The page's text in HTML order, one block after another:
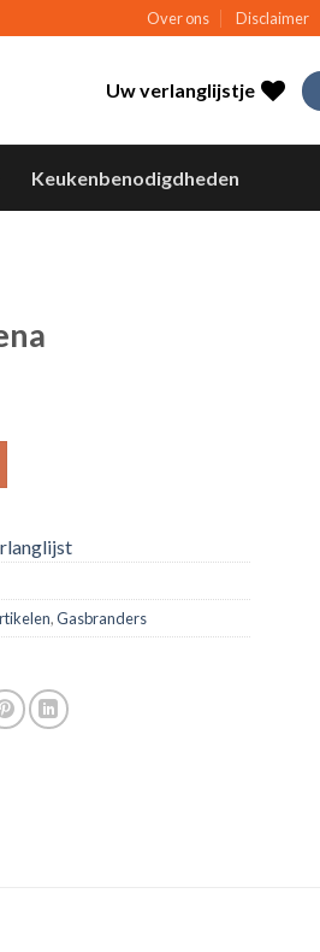
Over ons Disclaimer
Uw verlanglijstje
Keukenbenodigdheden
,Gasbranders